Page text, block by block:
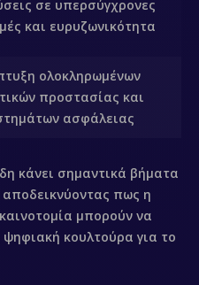
σε υπερσύγχρονες
και ευρυζωνικότητα
ολοκληρωμένων
προστασίας και
ασφάλειας
κάνει σημαντικά βήματα
πως η
μπορούν να
κουλτούρα για το